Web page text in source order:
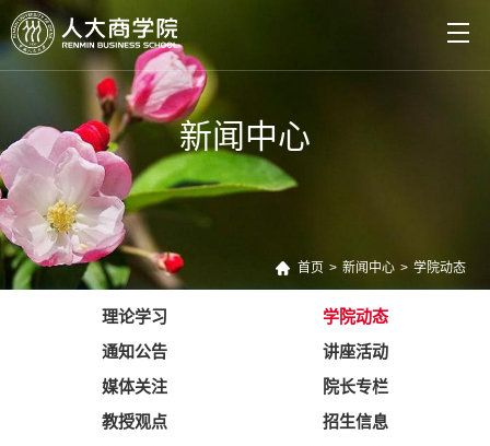
新闻中心
首页 > 新闻中心 > 学院动态
理论学习
学院动态
通知公告
讲座活动
媒体关注
院长专栏
教授观点
招生信息